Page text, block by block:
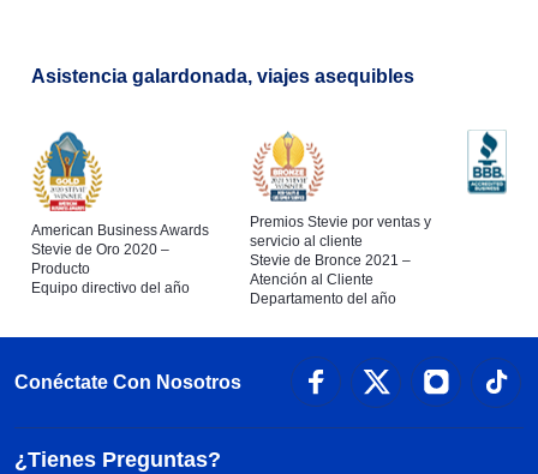
Asistencia galardonada, viajes asequibles
American Business Awards
Stevie de Oro 2020 –
Producto
Equipo directivo del año
Premios Stevie por ventas y
servicio al cliente
Stevie de Bronce 2021 –
Atención al Cliente
Departamento del año
Conéctate Con Nosotros
¿Tienes Preguntas?